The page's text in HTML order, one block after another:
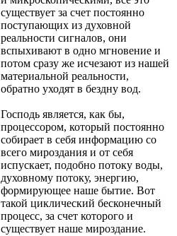
существует за счет постоянно
поступающих из духовной
реальности сигналов, они
вспыхивают в одно мгновение и
потом сразу же исчезают из нашей
материальной реальности,
обратно уходят в бездну вод.
Господь является, как бы,
процессором, который постоянно
собирает в себя информацию со
всего мироздания и от себя
испускает, подобно потоку воды,
духовному потоку, энергию,
формирующее наше бытие. Вот
такой циклический бесконечный
процесс, за счет которого и
существует наше мироздание.